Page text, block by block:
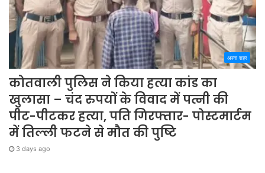
अपना शहर
कोतवाली पुलिस ने किया हत्या कांड का
खुलासा – चंद रुपयों के विवाद में पत्नी की
पीट-पीटकर हत्या, पति गिरफ्तार- पोस्टमार्टम
में तिल्ली फटने से मौत की पुष्टि
3 days ago